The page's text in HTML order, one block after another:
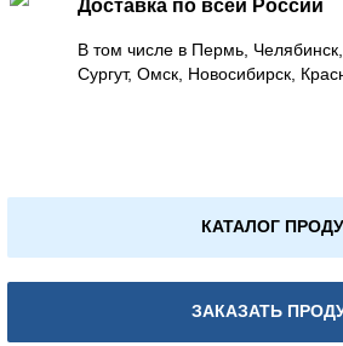
Доставка по всей России
В том числе в Пермь,
Сургут, Омск, Новосибирск,
КАТАЛОГ
ЗАКАЗАТЬ